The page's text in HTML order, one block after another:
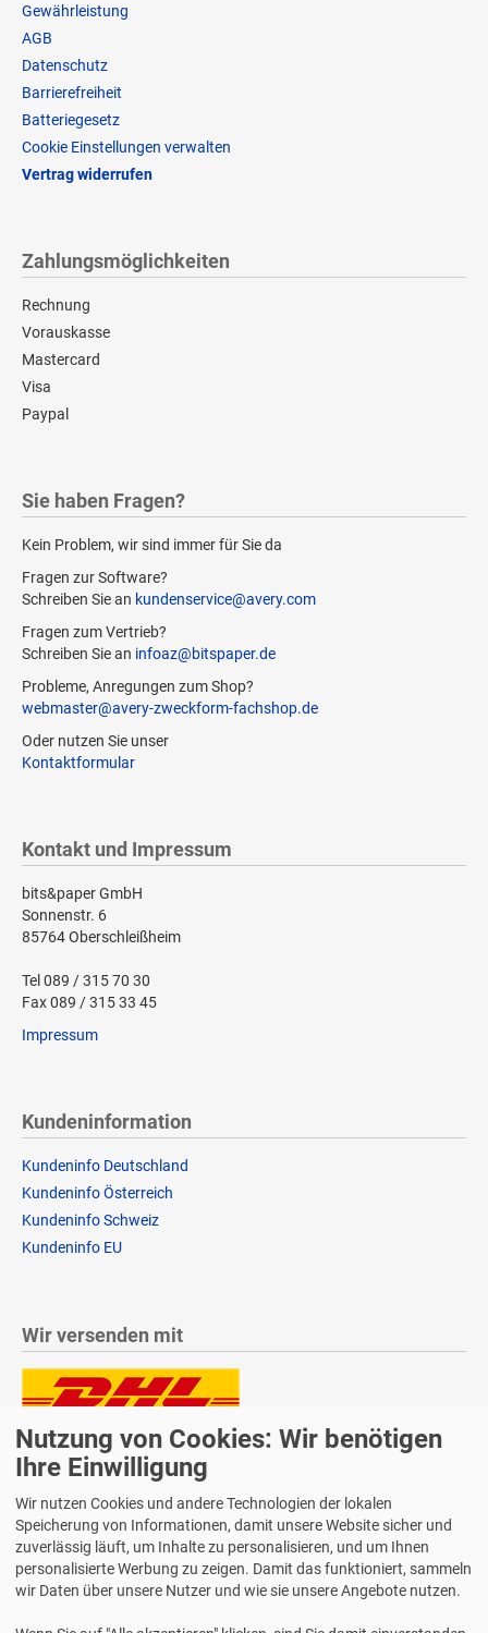
Gewährleistung
AGB
Datenschutz
Barrierefreiheit
Batteriegesetz
Cookie Einstellungen verwalten
Vertrag widerrufen
Zahlungsmöglichkeiten
Rechnung
Vorauskasse
Mastercard
Visa
Paypal
Sie haben Fragen?
Kein Problem, wir sind immer für Sie da
Fragen zur Software?
Schreiben Sie an kundenservice@avery.com
Fragen zum Vertrieb?
Schreiben Sie an infoaz@bitspaper.de
Probleme, Anregungen zum Shop?
webmaster@avery-zweckform-fachshop.de
Oder nutzen Sie unser
Kontaktformular
Kontakt und Impressum
bits&paper GmbH
Sonnenstr. 6
85764 Oberschleißheim
Tel 089 / 315 70 30
Fax 089 / 315 33 45
Impressum
Kundeninformation
Kundeninfo Deutschland
Kundeninfo Österreich
Kundeninfo Schweiz
Kundeninfo EU
Wir versenden mit
Lieferung auch an Packstationen und Postfilialen
Samstagszustellung
Bequeme Zahlung über Paypal
Nutzung von Cookies: Wir benötigen
Ihre Einwilligung
Wir nutzen Cookies und andere Technologien der lokalen
Speicherung von Informationen, damit unsere Website sicher und
zuverlässig läuft, um Inhalte zu personalisieren, und um Ihnen
personalisierte Werbung zu zeigen. Damit das funktioniert, sammeln
wir Daten über unsere Nutzer und wie sie unsere Angebote nutzen.